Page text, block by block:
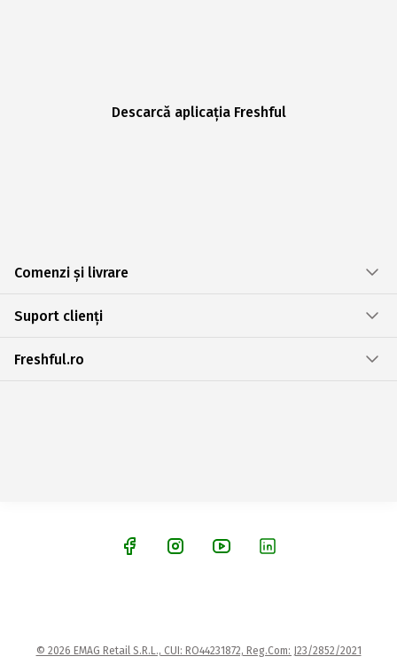
Descarcă aplicația Freshful
Comenzi și livrare
Suport clienți
Freshful.ro
© 2026 EMAG Retail S.R.L., CUI: RO44231872, Reg.Com: J23/2852/2021